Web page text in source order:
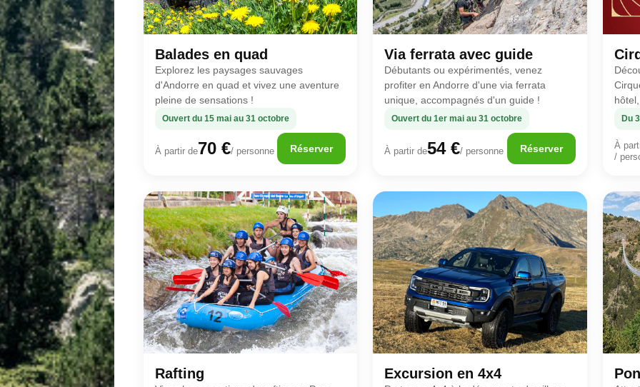
Balades en quad
Explorez les paysages sauvages
d'Andorre en quad et vivez une aventure
pleine de sensations !
Ouvert du 15 mai au 31 octobre
À partir de70 €/ personne Réserver
Via ferrata avec guide
Débutants ou expérimentés, venez
profiter en Andorre d'une via ferrata
unique, accompagnés d'un guide !
Ouvert du 1er mai au 31 octobre
À partir de54 €/ personne Réserver
Du
À
/
Rafting Excursion en 4x4